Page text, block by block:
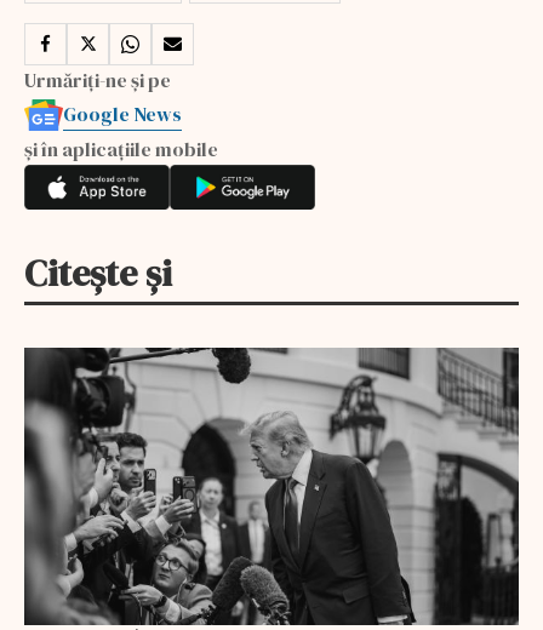
Urmăriți-ne și pe
Google News
și în aplicațiile mobile
Citește și